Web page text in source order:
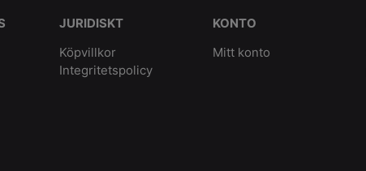
JURIDISKT
Köpvillkor
Integritetspolicy
KONTO
Mitt konto